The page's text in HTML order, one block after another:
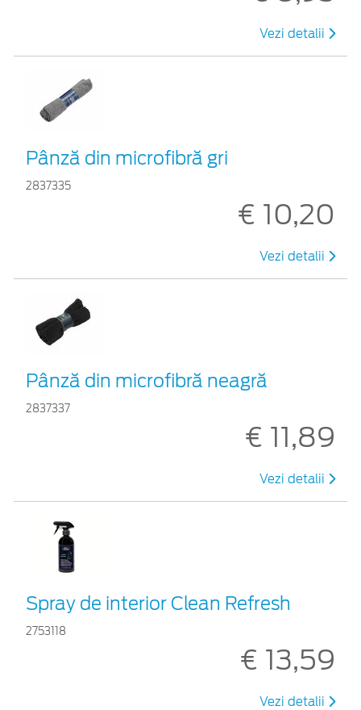
Vezi detalii
Pânză din microfibră gri
2837335
€ 10,20
Vezi detalii
Pânză din microfibră neagră
2837337
€ 11,89
Vezi detalii
Spray de interior Clean Refresh
2753118
€ 13,59
Vezi detalii